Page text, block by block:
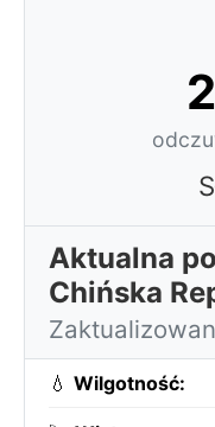
Aktualna
Chińska
💧 Wilgotność: